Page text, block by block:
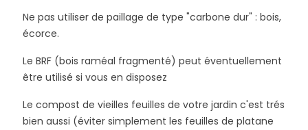
Ne pas utiliser de paillage de type "carbone dur" : bois,
écorce.
Le BRF (bois raméal fragmenté) peut éventuellement
être utilisé si vous en disposez
Le compost de vieilles feuilles de votre jardin c'est trés
bien aussi (éviter simplement les feuilles de platane